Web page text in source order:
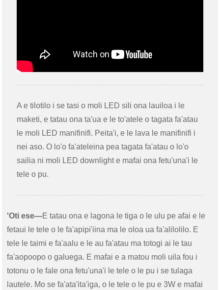
A e tilotilo i se tasi o moli LED sili ona lauiloa i le
maketi, e tatau ona ta'ua e le to'atele o tagata fa'atau
le moli LED manifinifi. Peita'i, e le lava le manifinifi i
nei aso. O lo'o fa'ateleina pea tagata fa'atau o lo'o
sailia ni moli LED downlight e mafai ona fetu'una'i le
tele o pu.
'Oti ese—E tatau ona e lagona le tiga o le ulu pe afai e le
fetaui le tele o le fa'apipi'iina ma le oloa ua fa'alilolilo. E
tele le taimi e fa'aalu e le au fa'atau ma totogi ai le tau
fa'aopoopo o galuega. E mafai e a matou moli uila fou i
totonu o le fale ona fetu'una'i le tele o le pu i se tulaga
lautele. Mo se fa'ata'ita'iga, o le tele o le pu e 3W e ​​mafai